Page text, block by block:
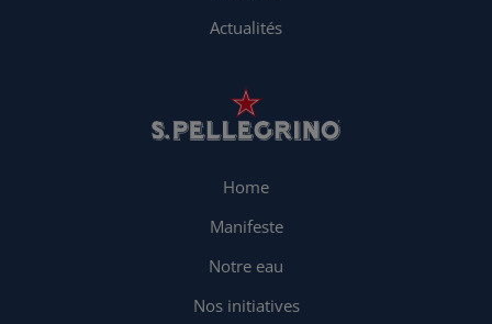
Actualités
Home
Manifeste
Notre eau
Nos initiatives